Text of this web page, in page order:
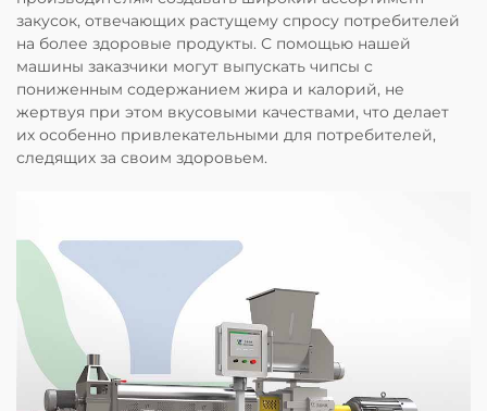
закусок, отвечающих растущему спросу потребителей
на более здоровые продукты. С помощью нашей
машины заказчики могут выпускать чипсы с
пониженным содержанием жира и калорий, не
жертвуя при этом вкусовыми качествами, что делает
их особенно привлекательными для потребителей,
следящих за своим здоровьем.